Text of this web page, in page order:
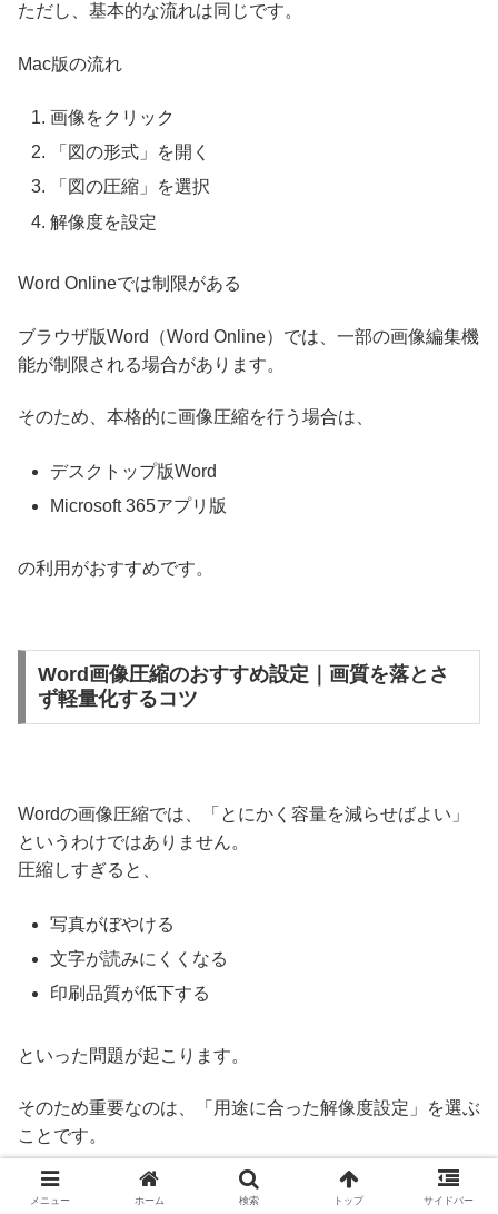
ただし、基本的な流れは同じです。
Mac版の流れ
画像をクリック
「図の形式」を開く
「図の圧縮」を選択
解像度を設定
Word Onlineでは制限がある
ブラウザ版Word（Word Online）では、一部の画像編集機
能が制限される場合があります。
そのため、本格的に画像圧縮を行う場合は、
デスクトップ版Word
Microsoft 365アプリ版
の利用がおすすめです。
Word画像圧縮のおすすめ設定｜画質を落とさ
ず軽量化するコツ
Wordの画像圧縮では、「とにかく容量を減らせばよい」
というわけではありません。
圧縮しすぎると、
写真がぼやける
文字が読みにくくなる
印刷品質が低下する
といった問題が起こります。
そのため重要なのは、「用途に合った解像度設定」を選ぶ
ことです。
例えば、
メニュー ホーム 検索 トップ サイドバー